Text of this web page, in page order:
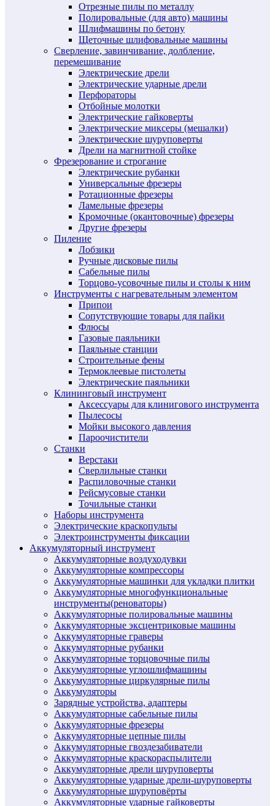
Отрезные пилы по металлу
Полировальные (для авто) машины
Шлифмашины по бетону
Щеточные шлифовальные машины
Сверление, завинчивание, долбление,
перемешивание
Электрические дрели
Электрические ударные дрели
Перфораторы
Отбойные молотки
Электрические гайковерты
Электрические миксеры (мешалки)
Электрические шуруповерты
Дрели на магнитной стойке
Фрезерование и строгание
Электрические рубанки
Универсальные фрезеры
Ротационные фрезеры
Ламельные фрезеры
Кромочные (окантовочные) фрезеры
Другие фрезеры
Пиление
Лобзики
Ручные дисковые пилы
Сабельные пилы
Торцово-усовочные пилы и столы к ним
Инструменты с нагревательным элементом
Припои
Сопутствующие товары для пайки
Флюсы
Газовые паяльники
Паяльные станции
Строительные фены
Термоклеевые пистолеты
Электрические паяльники
Клининговый инструмент
Аксессуары для клинигового инструмента
Пылесосы
Мойки высокого давления
Пароочистители
Станки
Верстаки
Сверлильные станки
Распиловочные станки
Рейсмусовые станки
Точильные станки
Наборы инструмента
Электрические краскопульты
Электроинструменты фиксации
Аккумуляторный инструмент
Аккумуляторные воздуходувки
Аккумуляторные компрессоры
Аккумуляторные машинки для укладки плитки
Аккумуляторные многофункциональные
инструменты(реноваторы)
Аккумуляторные полировальные машины
Аккумуляторные эксцентриковые машины
Аккумуляторные граверы
Аккумуляторные рубанки
Аккумуляторные торцовочные пилы
Аккумуляторные углошлифмашины
Аккумуляторные циркулярные пилы
Аккумуляторы
Зарядные устройства, адаптеры
Аккумуляторные сабельные пилы
Аккумуляторные фрезеры
Аккумуляторные цепные пилы
Аккумуляторные гвоздезабиватели
Аккумуляторные краскораспылители
Аккумуляторные дрели шуруповерты
Аккумуляторные ударные дрели-шуруповерты
Аккумуляторные шуруповёрты
Аккумуляторные ударные гайковерты